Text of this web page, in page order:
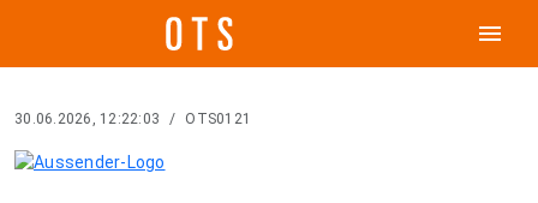
menu
30.06.2026, 12:22:03 / OTS0121